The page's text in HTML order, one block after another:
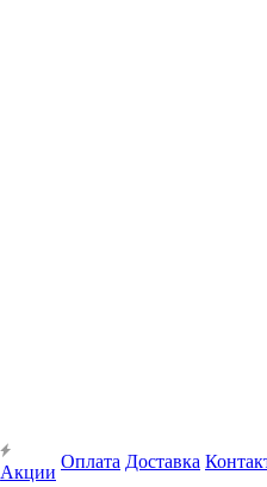
Акции
Оплата Доставка